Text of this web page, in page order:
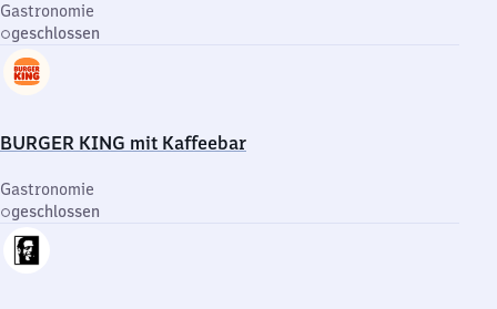
Gastronomie
geschlossen
BURGER KING mit Kaffeebar
Gastronomie
geschlossen